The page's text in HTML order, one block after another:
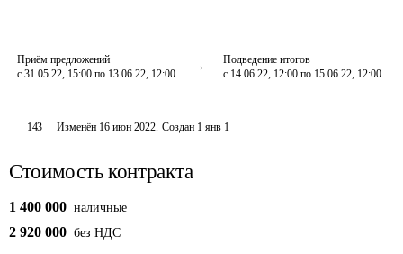
Приём предложений
с 31.05.22, 15:00 по 13.06.22, 12:00
Подведение итогов
с 14.06.22, 12:00 по 15.06.22, 12:00
143 Изменён 16 июн 2022. Создан 1 янв 1
Стоимость контракта
1 400 000 наличные
2 920 000 без НДС